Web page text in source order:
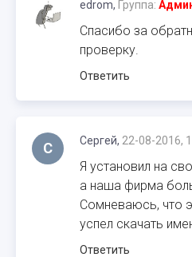
edrom, Группа:
Спасибо за
проверку.
Ответить
С Сергей, 22-08-2016,
Я установил на
а наша фирма
Сомневаюсь, что
успел скачать
Ответить